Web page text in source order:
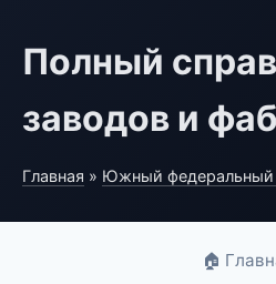
Полный
заводов и
Главная » Южный федеральный
🏠